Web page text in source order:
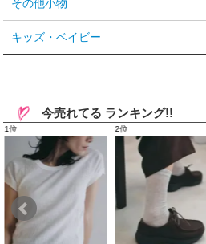
その他小物
キッズ・ベイビー
今売れてる ランキング!!